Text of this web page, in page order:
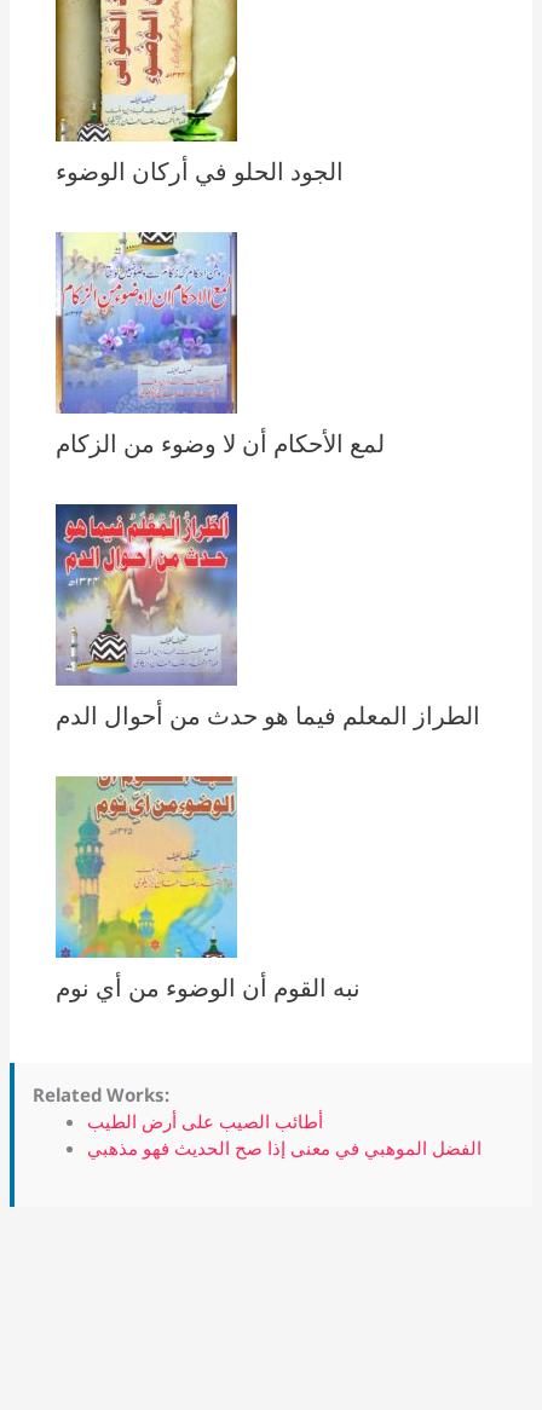
الجود الحلو في أركان الوضوء
لمع الأحكام أن لا وضوء من الزكام
الطراز المعلم فيما هو حدث من أحوال الدم
نبه القوم أن الوضوء من أي نوم
Related Works:
أطائب الصيب على أرض الطيب
الفضل الموهبي في معنى إذا صح الحديث فهو مذهبي